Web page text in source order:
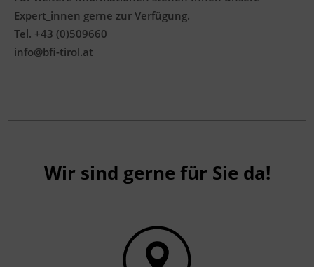
Expert_innen gerne zur Verfügung.
Tel. +43 (0)509660
info@bfi-tirol.at
Wir sind gerne für Sie da!